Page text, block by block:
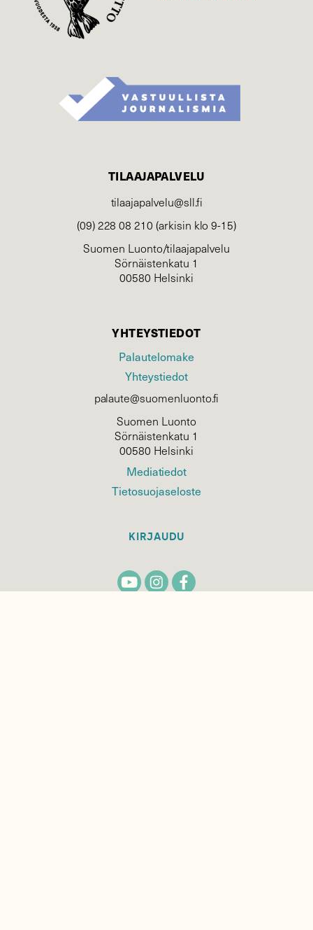
TILAAJAPALVELU
tilaajapalvelu@sll.fi
(09) 228 08 210 (arkisin klo 9-15)
Suomen Luonto/tilaajapalvelu
Sörnäistenkatu 1
00580 Helsinki
YHTEYSTIEDOT
Palautelomake
Yhteystiedot
palaute@suomenluonto.fi
Suomen Luonto
Sörnäistenkatu 1
00580 Helsinki
Mediatiedot
Tietosuojaseloste
KIRJAUDU